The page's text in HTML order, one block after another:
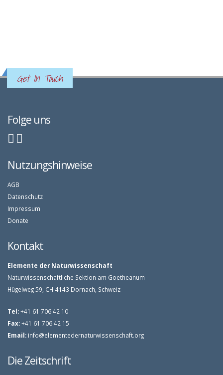
Get In Touch
Folge uns
Nutzungshinweise
AGB
Datenschutz
Impressum
Donate
Kontakt
Elemente der Naturwissenschaft
Naturwissenschaftliche Sektion am Goetheanum
Hügelweg 59, CH-4143 Dornach, Schweiz
Tel:+41 61 706 42 10
Fax:+41 61 706 42 15
Email: info@elementedernaturwissenschaft.org
Die Zeitschrift